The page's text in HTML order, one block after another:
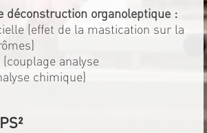
déconstruction organoleptique :
(effet de la mastication sur la
analyse
chimique)